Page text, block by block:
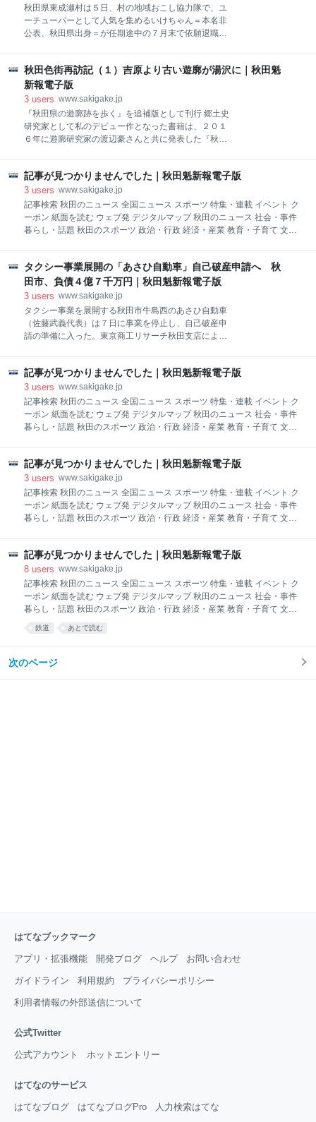
秋田県東成瀬村は５日、村の地域おこし協力隊で、ユ
ーチューバーとして人気を集めるいけちゃん＝本名非
公表、秋田県出身＝が任期途中の７月末で依願退職し
ると、いけちゃんは２４年４月に地域おこし協力隊に
任命され、今年４月に任期を１年延長。活動拠点の首
都圏と本県を行き来しながら空き家や古民家の改修に
取り組み、村の情報発信や観光資源の掘り起こしを担
っていた。
秋田色街再訪記（１）吉原より古い遊廓が湯沢に｜秋田魁
新報電子版
3 users www.sakigake.jp
『秋田県の遊廓跡を歩く』を追補版として刊行 郷土史
研究家として私のデビュー作となった書籍は、２０１
６年に遊廓研究家の渡辺豪さんと共に発表した『秋田
時を知る人々への聞き取りや当時の新聞記事などか
ら、これまでほとんど表に出ることがなかった地方遊
里の歴史を読み解いた一冊だ。（『過去との対話で見
えてくること』参照） 遊廓は「花柳界」という華やか
な言葉で言い表される半面、「性売買」という負の歴
ー視する町もあった。取材を重ねる中で、遊廓のある
町に生まれ育った方々からの貴重な証言を得ることが
できた私と渡辺さんは、これらの口伝を庶民の歴史と
して記録しなければと思い、本を書き上げた。
記事が見つかりませんでした｜秋田魁新報電子版
3 users www.sakigake.jp
記事検索 秋田のニュース 全国ニュース スポーツ 特集・連載 イベント ク
ーポン 紙面を読む ウェブ発 デジタルマップ 秋田のニュース 社会・事件
暮らし・話題 秋田のスポーツ 政治・行政 経済・産業 教育・子育て 文
株式紙面 求人情報 電子版 受信メールの設定 お気に入り記事 よくある質
問 お問い合わせ お申し込み マイページ 会社案内 記事が見つかりません
でした。アドレスが間違っているか、公開期間が終了した可能性があり
ます。
タクシー事業展開の「あさひ自動車」自己破産申請へ 秋
田市、負債４億７千万円｜秋田魁新報電子版
3 users www.sakigake.jp
タクシー事業を展開する秋田市牛島西のあさひ自動車
（佐藤武義代表）は７日に事業を停止し、自己破産申
請の準備に入った。東京商工リサーチ秋田支店による
ると、車両台数は６１台で、キングタクシー（秋田
市）の６８台に次いで県内２番目。 帝国データバンク
と東京商工リサーチの秋田支店によると、あさひ自動
車は１９５２年９月設立。従業員数は７０人。県内の
タクシー業界では歴史が古く知名度も高かった。 秋田
車両は１００台を超えた。２００２年３月期には売上
高約１０億９千万円を計上。しかし、タクシーの需要
低下を受けて営業車両は減少し、本社のみの営業とな
っていた。
記事が見つかりませんでした｜秋田魁新報電子版
3 users www.sakigake.jp
記事検索 秋田のニュース 全国ニュース スポーツ 特集・連載 イベント ク
ーポン 紙面を読む ウェブ発 デジタルマップ 秋田のニュース 社会・事件
暮らし・話題 秋田のスポーツ 政治・行政 経済・産業 教育・子育て 文
株式紙面 求人情報 電子版 受信メールの設定 お気に入り記事 よくある質
問 お問い合わせ お申し込み マイページ 会社案内 記事が見つかりません
でした。アドレスが間違っているか、公開期間が終了した可能性があり
ます。
記事が見つかりませんでした｜秋田魁新報電子版
3 users www.sakigake.jp
記事検索 秋田のニュース 全国ニュース スポーツ 特集・連載 イベント ク
ーポン 紙面を読む ウェブ発 デジタルマップ 秋田のニュース 社会・事件
暮らし・話題 秋田のスポーツ 政治・行政 経済・産業 教育・子育て 文
株式紙面 求人情報 電子版 受信メールの設定 お気に入り記事 よくある質
問 お問い合わせ お申し込み マイページ 会社案内 記事が見つかりません
でした。アドレスが間違っているか、公開期間が終了した可能性があり
ます。
記事が見つかりませんでした｜秋田魁新報電子版
8 users www.sakigake.jp
記事検索 秋田のニュース 全国ニュース スポーツ 特集・連載 イベント ク
ーポン 紙面を読む ウェブ発 デジタルマップ 秋田のニュース 社会・事件
暮らし・話題 秋田のスポーツ 政治・行政 経済・産業 教育・子育て 文
化・芸能 医療・健康 訃報 社説・コラム 気象・災害 市町村別 全国ニュー
ス 国内外 スポーツ エンタメ・コラム ビジュアルニュース その他 前日の
問 お問い合わせ お申し込み マイページ 会社案内 記事が見つかりません
鉄道 あとで読む
次のページ
はてなブックマーク
アプリ・拡張機能 開発ブログ ヘルプ お問い合わせ
ガイドライン 利用規約 プライバシーポリシー
利用者情報の外部送信について
公式Twitter
公式アカウント ホットエントリー
はてなのサービス
はてなブログ はてなブログPro 人力検索はてな